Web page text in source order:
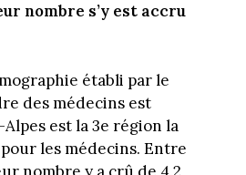
nombre s’y est accru
établi par le
des médecins est
est la 3e région la
les médecins. Entre
nombre y a crû de 4,2